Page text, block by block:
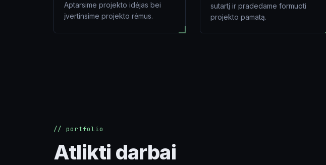
Aptarsime projekto idėjas bei
įvertinsime projekto rėmus.
sutartį ir pradedame formuoti
projekto pamatą.
// portfolio
Atlikti darbai